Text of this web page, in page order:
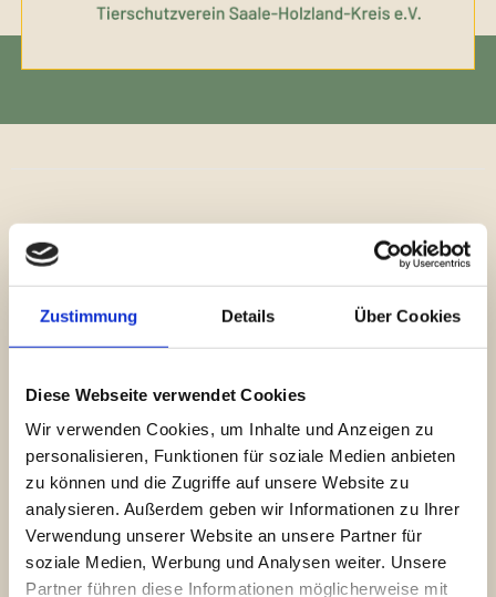
Zustimmung Details Über Cookies
Diese Webseite verwendet Cookies
Wir verwenden Cookies, um Inhalte und Anzeigen zu
personalisieren, Funktionen für soziale Medien anbieten
zu können und die Zugriffe auf unsere Website zu
analysieren. Außerdem geben wir Informationen zu Ihrer
Verwendung unserer Website an unsere Partner für
soziale Medien, Werbung und Analysen weiter. Unsere
Partner führen diese Informationen möglicherweise mit
Jeder Euro hilft unseren Tieren!
Spenden finanzieller Art sowie Patenschaften
und/oder das Übernehmen von
Tierarztkosten werden in unserem Tierheim immer
dringender benötigt. Auf unserer Amazon
Wunschliste können auch sachbezogene Spenden
ganz individuell für unsere Tiere ausgesucht
werden.